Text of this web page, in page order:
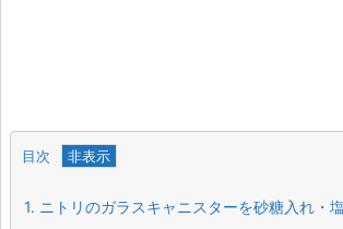
目次
1. ニトリのガラスキャニスターを砂糖入れ・